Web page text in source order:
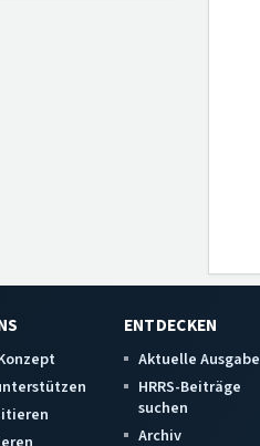
ENTDECKEN
Aktuelle Ausgabe
HRRS-Beiträge
suchen
Archiv